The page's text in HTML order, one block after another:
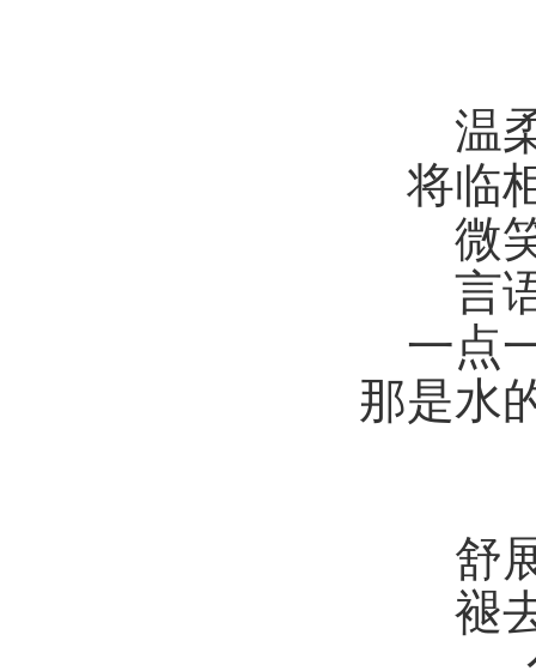
温
将临
微
言
一点
那是水
舒
褪